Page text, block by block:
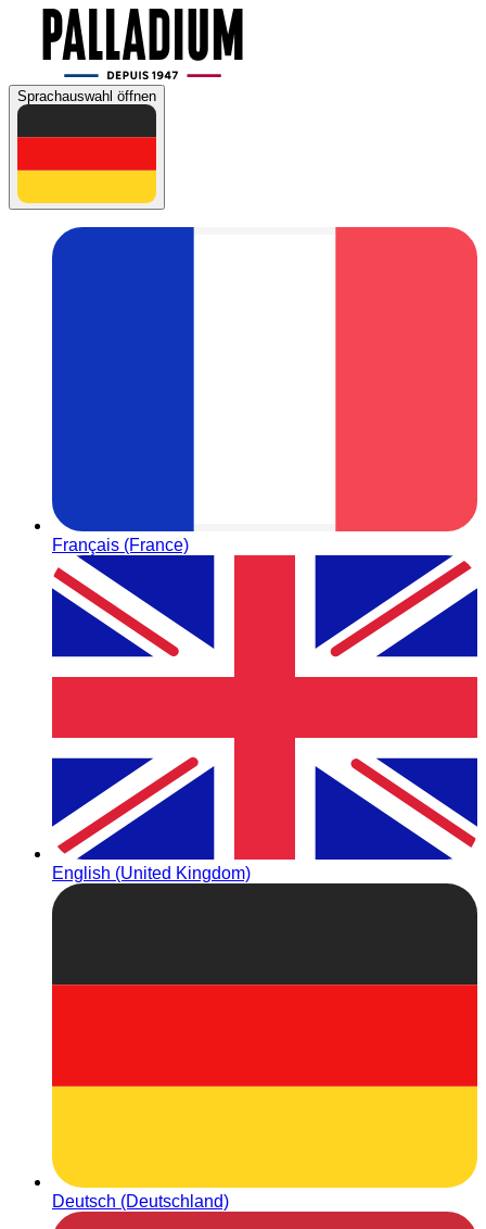
Sprachauswahl öffnen
Français (France)
English (United Kingdom)
Deutsch (Deutschland)